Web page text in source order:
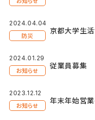
2024.04.04
防災 京都大学生
2024.01.29
お知らせ 従業員募集
2023.12.12
お知らせ 年末年始営